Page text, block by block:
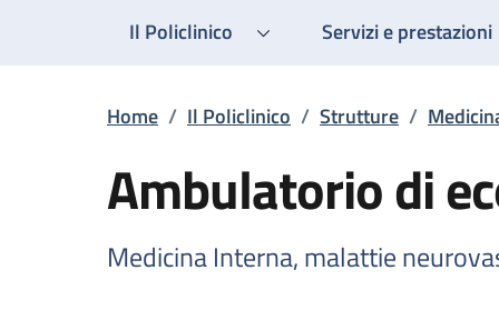
Il Policlinico Servizi e prestazioni
Briciole di pane
Home / Il Policlinico / Strutture /
Ambulatorio di
Medicina Interna, malattie